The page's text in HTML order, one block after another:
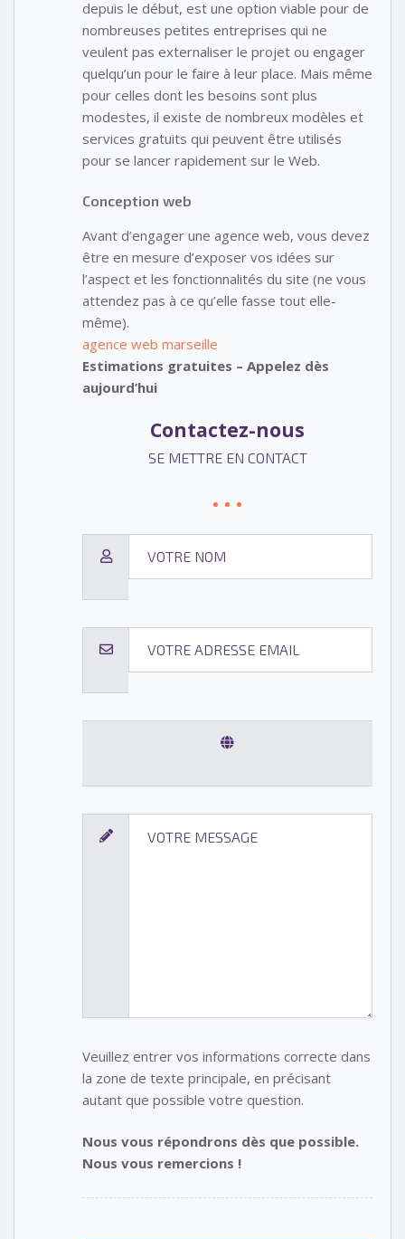
depuis le début, est une option viable pour de
nombreuses petites entreprises qui ne
veulent pas externaliser le projet ou engager
quelqu’un pour le faire à leur place. Mais même
pour celles dont les besoins sont plus
modestes, il existe de nombreux modèles et
services gratuits qui peuvent être utilisés
pour se lancer rapidement sur le Web.
Conception web
Avant d’engager une agence web, vous devez
être en mesure d’exposer vos idées sur
l’aspect et les fonctionnalités du site (ne vous
attendez pas à ce qu’elle fasse tout elle-
même).
agence web marseille
Estimations gratuites – Appelez dès
aujourd’hui
Contactez-nous
SE METTRE EN CONTACT
Veuillez entrer vos informations correcte dans
la zone de texte principale, en précisant
autant que possible votre question.
Nous vous répondrons dès que possible.
Nous vous remercions !